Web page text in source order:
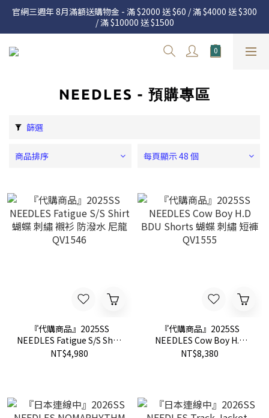
官網三週年 8月滿額送購物金 - 滿 $2000 送 $60 / 滿 $4000 送 $300
/ 滿 $10000 送 $1500
官網三週年 8月滿額送購物金 - 滿 $2000 送 $60 / 滿 $4000 送 $300
/ 滿 $10000 送 $1500
7.22 – 8.13 日本連線中，絕對讓你買到爆
度請詳閱公告
NEEDLES - 預購專區
篩選
商品排序 每頁顯示 48 個
『代購商品』2025SS
NEEDLES Fatigue S/S Shirt
蝴蝶 刺繡 襯衫 防潑水 尼龍
NT$4,980
『代購商品』2025SS
NEEDLES Cow Boy H.D
BDU Shorts 蝴蝶 刺繡 短褲
NT$8,380